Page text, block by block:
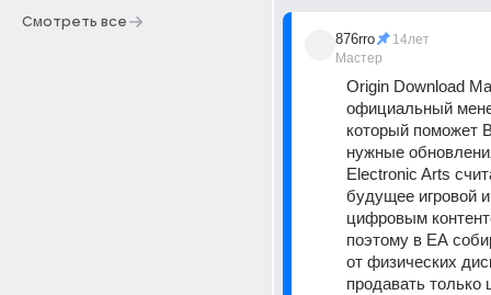
Смотреть все
876rro
Мастер
14лет
Origin Download
официальный
который поможет
нужные
Electronic Arts
будущее игровой
цифровым
поэтому в ЕА
от физических
продавать